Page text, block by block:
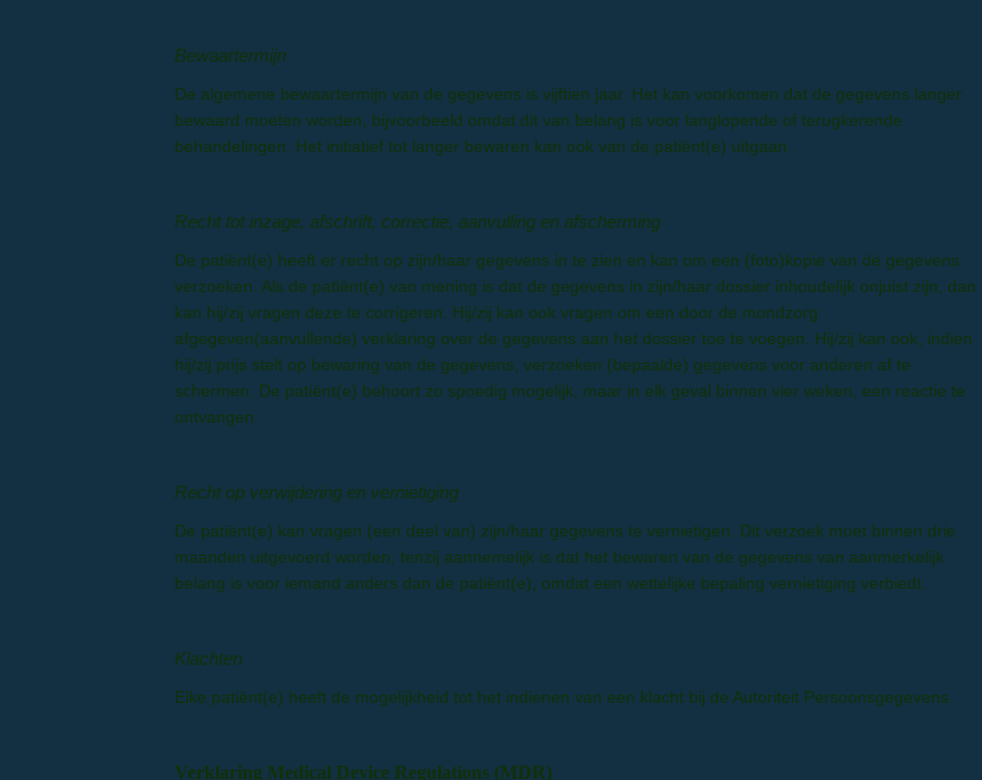
Bewaartermijn
De algemene bewaartermijn van de gegevens is vijftien jaar. Het kan voorkomen dat de gegevens langer
bewaard moeten worden, bijvoorbeeld omdat dit van belang is voor langlopende of terugkerende
behandelingen. Het initiatief tot langer bewaren kan ook van de patiënt(e) uitgaan.
Recht tot inzage, afschrift, correctie, aanvulling en afscherming
De patiënt(e) heeft er recht op zijn/haar gegevens in te zien en kan om een (foto)kopie van de gegevens
verzoeken. Als de patiënt(e) van mening is dat de gegevens in zijn/haar dossier inhoudelijk onjuist zijn, dan
kan hij/zij vragen deze te corrigeren. Hij/zij kan ook vragen om een door de mondzorg
afgegeven(aanvullende) verklaring over de gegevens aan het dossier toe te voegen. Hij/zij kan ook, indien
hij/zij prijs stelt op bewaring van de gegevens, verzoeken (bepaalde) gegevens voor anderen af te
schermen. De patiënt(e) behoort zo spoedig mogelijk, maar in elk geval binnen vier weken, een reactie te
ontvangen.
Recht op verwijdering en vernietiging
De patiënt(e) kan vragen (een deel van) zijn/haar gegevens te vernietigen. Dit verzoek moet binnen drie
maanden uitgevoerd worden, tenzij aannemelijk is dat het bewaren van de gegevens van aanmerkelijk
belang is voor iemand anders dan de patiënt(e), omdat een wettelijke bepaling vernietiging verbiedt.
Klachten
Elke patiënt(e) heeft de mogelijkheid tot het indienen van een klacht bij de Autoriteit Persoonsgegevens
Verklaring Medical Device Regulations (MDR)